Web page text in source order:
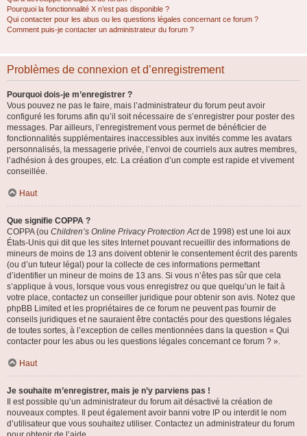
Pourquoi la fonctionnalité X n’est pas disponible ?
Qui contacter pour les abus ou les questions légales concernant ce forum ?
Comment puis-je contacter un administrateur du forum ?
Problèmes de connexion et d’enregistrement
Pourquoi dois-je m’enregistrer ?
Vous pouvez ne pas le faire, mais l’administrateur du forum peut avoir
configuré les forums afin qu’il soit nécessaire de s’enregistrer pour poster des
messages. Par ailleurs, l’enregistrement vous permet de bénéficier de
fonctionnalités supplémentaires inaccessibles aux invités comme les avatars
personnalisés, la messagerie privée, l’envoi de courriels aux autres membres,
l’adhésion à des groupes, etc. La création d’un compte est rapide et vivement
conseillée.
Haut
Que signifie COPPA ?
COPPA (ou Children’s Online Privacy Protection Actde 1998) est une loi aux
États-Unis qui dit que les sites Internet pouvant recueillir des informations de
mineurs de moins de 13 ans doivent obtenir le consentement écrit des parents
(ou d’un tuteur légal) pour la collecte de ces informations permettant
d’identifier un mineur de moins de 13 ans. Si vous n’êtes pas sûr que cela
s’applique à vous, lorsque vous vous enregistrez ou que quelqu’un le fait à
votre place, contactez un conseiller juridique pour obtenir son avis. Notez que
phpBB Limited et les propriétaires de ce forum ne peuvent pas fournir de
conseils juridiques et ne sauraient être contactés pour des questions légales
de toutes sortes, à l’exception de celles mentionnées dans la question « Qui
contacter pour les abus ou les questions légales concernant ce forum ? ».
Haut
Je souhaite m’enregistrer, mais je n’y parviens pas !
Il est possible qu’un administrateur du forum ait désactivé la création de
nouveaux comptes. Il peut également avoir banni votre IP ou interdit le nom
d’utilisateur que vous souhaitez utiliser. Contactez un administrateur du forum